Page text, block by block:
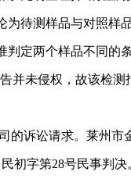
待测样品与对照样
定两个样品不同的
并未侵权，故该检测
诉讼请求。莱州市
初字第28号民事判